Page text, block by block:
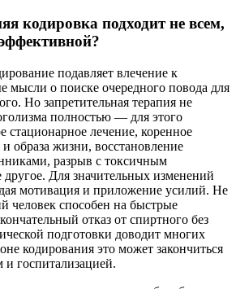
кодировка подходит не всем,
подавляет влечение к
мысли о поиске очередного повода для
Но запретительная терапия не
полностью — для этого
стационарное лечение, коренное
образа жизни, восстановление
разрыв с токсичным
Для значительных изменений
мотивация и приложение усилий. Не
способен на быстрые
отказ от спиртного без
подготовки доводит многих
кодирования это может закончиться
госпитализацией.